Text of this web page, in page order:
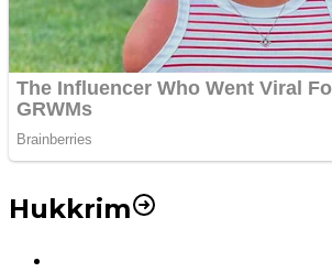
Hukkrim